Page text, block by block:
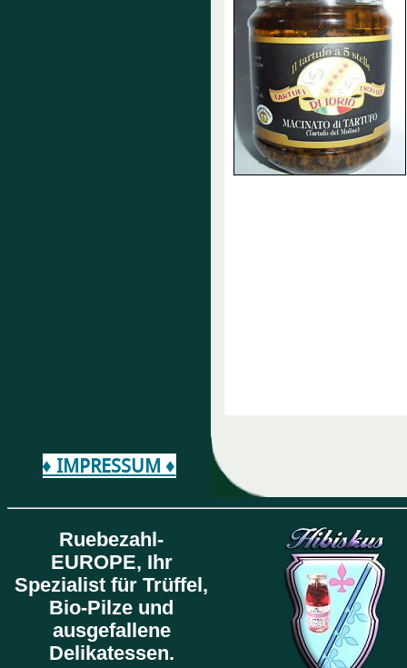
♦ IMPRESSUM ♦
Ruebezahl-
EUROPE, Ihr
Spezialist für Trüffel,
Bio-Pilze und
ausgefallene
Delikatessen.